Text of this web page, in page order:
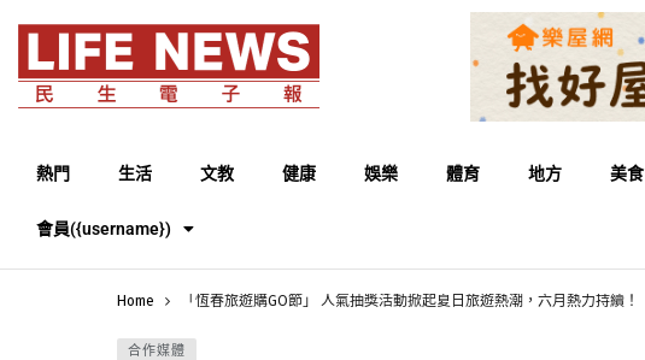
熱門 生活 文教 健康 娛樂 體育 地方 美食
會員({username})
Home 「恆春旅遊購GO節」 人氣抽獎活動掀起夏日旅遊熱潮，六月熱力持續！
合作媒體